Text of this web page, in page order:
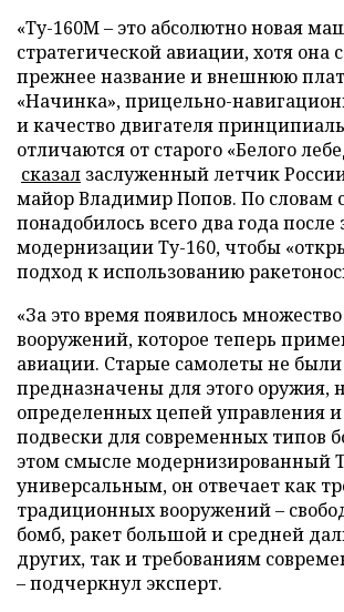
«Ту-160М – это абсолютно новая
стратегической авиации, хотя она
прежнее название и внешнюю
«Начинка», прицельно-
и качество двигателя
отличаются от старого «Белого
сказал заслуженный летчик
майор Владимир Попов. По словам
понадобилось всего два года после
модернизации Ту-160, чтобы
подход к использованию
«За это время появилось
вооружений, которое теперь
авиации. Старые самолеты не были
предназначены для этого оружия,
определенных цепей управления
подвески для современных типов
этом смысле модернизированный
универсальным, он отвечает как
традиционных вооружений –
бомб, ракет большой и средней
других, так и требованиям
– подчеркнул эксперт.